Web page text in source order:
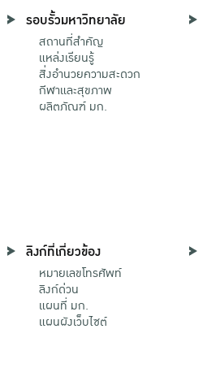
รอบรั้วมหาวิทยาลัย
สถานที่สำคัญ
แหล่งเรียนรู้
สิ่งอำนวยความสะดวก
กีฬาและสุขภาพ
ผลิตภัณฑ์ มก.
ลิงก์ที่เกี่ยวข้อง
หมายเลขโทรศัพท์
ลิงก์ด่วน
แผนที่ มก.
แผนผังเว็บไซต์